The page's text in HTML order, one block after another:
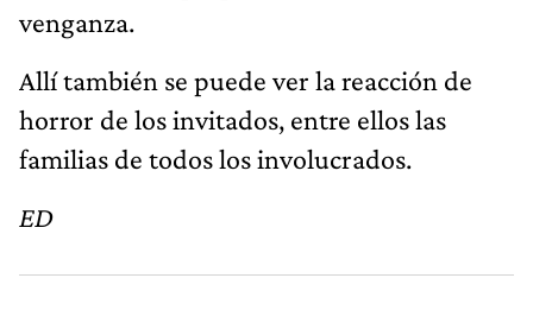
venganza.
Allí también se puede ver la reacción de
horror de los invitados, entre ellos las
familias de todos los involucrados.
ED